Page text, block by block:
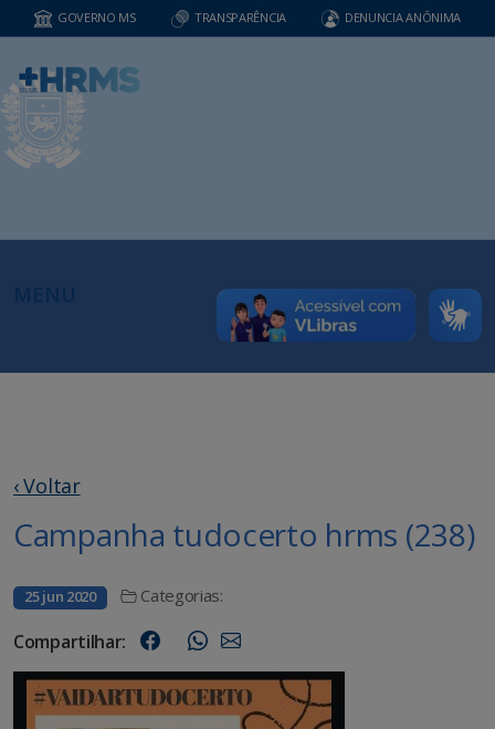
GOVERNO MS TRANSPARÊNCIA DENUNCIA ANÔNIMA
‹ Voltar
Campanha tudocerto hrms (238)
25 jun 2020 Categorias:
Compartilhar: